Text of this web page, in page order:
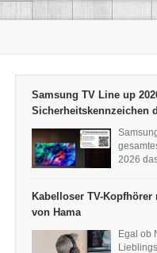
Samsung TV Line up
Sicherheitskennzeichen
2026
Kabelloser TV-Kopfhörer
von Hama
Egal ob